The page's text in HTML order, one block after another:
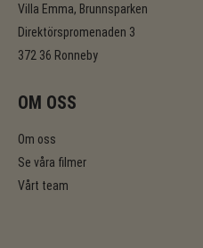
Villa Emma, Brunnsparken
Direktörspromenaden 3
372 36 Ronneby
OM OSS
Om oss
Se våra filmer
Vårt team